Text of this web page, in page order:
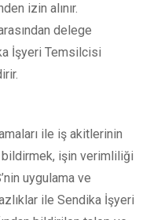
izin alınır.
delege
İşyeri Temsilcisi
ile iş akitlerinin
işin verimliliği
uygulama ve
ile Sendika İşyeri